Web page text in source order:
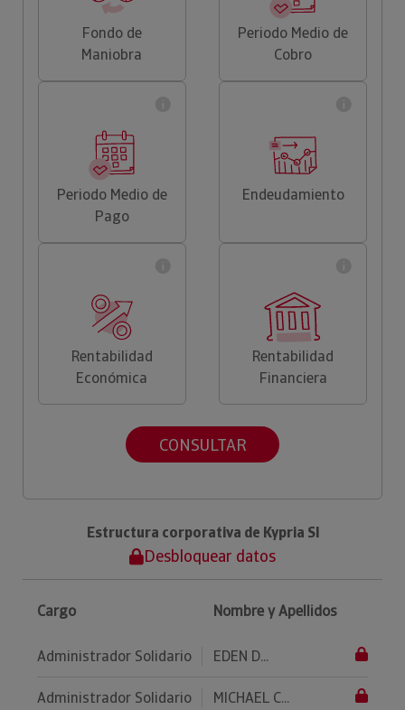
Fondo de
Maniobra
Periodo Medio de
Cobro
Periodo Medio de
Pago
Endeudamiento
Rentabilidad
Económica
Rentabilidad
Financiera
CONSULTAR
Estructura corporativa de Kypria Sl
Desbloquear datos
Cargo Nombre y Apellidos
Administrador Solidario EDEN D...
Administrador Solidario MICHAEL C...